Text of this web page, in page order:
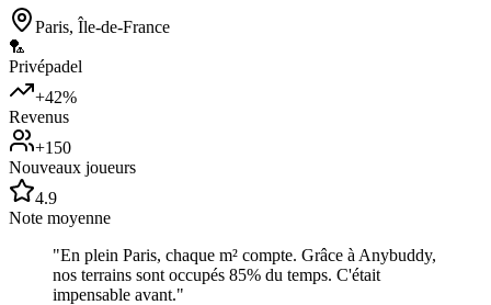
Paris, Île-de-France
🏸
Privépadel
+42%
Revenus
+150
Nouveaux joueurs
4.9
Note moyenne
"En plein Paris, chaque m² compte. Grâce à Anybuddy,
nos terrains sont occupés 85% du temps. C'était
impensable avant."